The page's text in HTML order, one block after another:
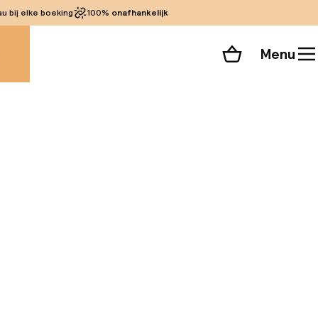
bij elke boeking 100% onafhankelijk
Winkelmand
Menu